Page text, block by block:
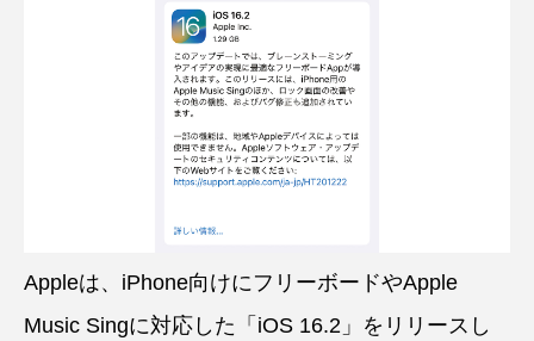
Appleは、iPhone向けにフリーボードやApple
Music Singに対応した「iOS 16.2」をリリースし